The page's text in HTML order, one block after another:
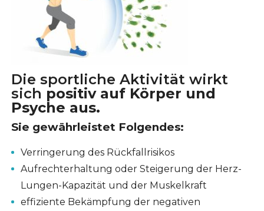
Die sportliche Aktivität wirkt
sich positiv auf Körper und
Psyche aus.
Sie gewährleistet Folgendes:
Verringerung des Rückfallrisikos
Aufrechterhaltung oder Steigerung der Herz-
Lungen-Kapazität und der Muskelkraft
effiziente Bekämpfung der negativen